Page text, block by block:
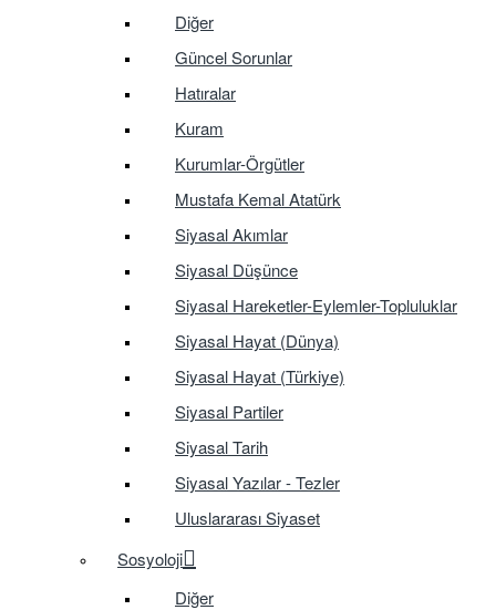
Diğer
Güncel Sorunlar
Hatıralar
Kuram
Kurumlar-Örgütler
Mustafa Kemal Atatürk
Siyasal Akımlar
Siyasal Düşünce
Siyasal Hareketler-Eylemler-Topluluklar
Siyasal Hayat (Dünya)
Siyasal Hayat (Türkiye)
Siyasal Partiler
Siyasal Tarih
Siyasal Yazılar - Tezler
Uluslararası Siyaset
Sosyoloji
Diğer